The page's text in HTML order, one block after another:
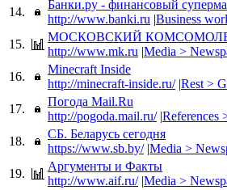
14.
Банки.ру - финансовый
http://www.banki.ru |Business
15.
МОСКОВСКИЙ КОМСОМОЛЕЦ:
http://www.mk.ru |Media >
16.
Minecraft Inside
http://minecraft-inside.ru/ |Rest >
17.
Погода Mail.Ru
http://pogoda.mail.ru/ |References
18.
СБ. Беларусь сегодня
https://www.sb.by/ |Media >
19.
Аргументы и Факты
http://www.aif.ru/ |Media >